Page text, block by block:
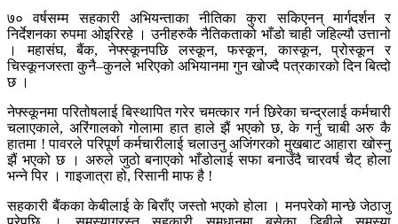
७० वर्षसम्म सहकारी अभियन्ताका नीतिका कुरा सकिएनन् मार्गदर्शन र
निर्देशनका रुपमा ओइरिरहे । उनीहरुकै नैतिकताको भाँडो चाही जहिल्यौ उत्तानो
। महासंघ, बैंक, नेफ्स्कूनपछि लस्कून, फस्कून, कास्कून, प्रोस्कून र
चिस्कूनजस्ता कुनै–कुनले भरिएको अभियानमा गुन खोज्दै पत्रकारको दिन बित्दो
छ ।
नेफ्स्कूनमा परितोषलाई बिस्थापित गरेर चमत्कार गर्न छिरेका चन्द्रलाई कर्मचारी
चलाएकाले, अरिंगालको गोलामा हात हाले झैं भएको छ, के गर्नु चाबी अरु कै
हातमा ! पावरले परिपूर्ण कर्मचारीलाई चलाउनु अजिंगरको मुखबाट आहारा खोस्नु
झैं भएको छ । अरुले जुठो बनाएको भाँडोलाई सफा बनाउँदै चारवर्ष चैट् होला
भन्ने पिर । गाइजात्रा हो, रिसानी माफ है !
सहकारी बैंकका केबीलाई के बिराँए जस्तो भएको होला । मनपरेको मान्छे जेठाजु